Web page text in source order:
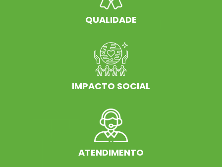
QUALIDADE
IMPACTO SOCIAL
ATENDIMENTO